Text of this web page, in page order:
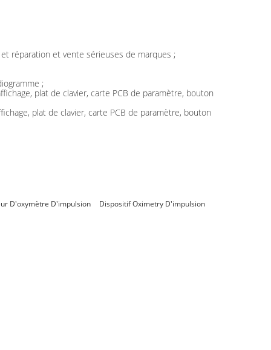
réparation et vente sérieuses de marques ;
;
plat de clavier, carte PCB de paramètre, bouton
plat de clavier, carte PCB de paramètre, bouton
D'oxymètre D'impulsion Dispositif Oximetry D'impulsion